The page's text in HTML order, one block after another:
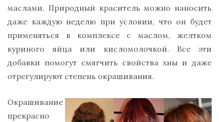
маслами. Природный краситель можно наносить
даже каждую неделю при условии, что он будет
применяться в комплексе с маслом, желтком
куриного яйца или кисломолочкой. Все эти
добавки помогут смягчить свойства хны и даже
отрегулируют степень окрашивания.
Окрашивание
прекрасно